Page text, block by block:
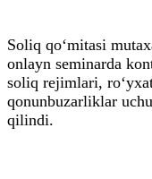
Soliq qo‘mitasi
onlayn seminarda
soliq rejimlari,
qonunbuzarliklar
qilindi.